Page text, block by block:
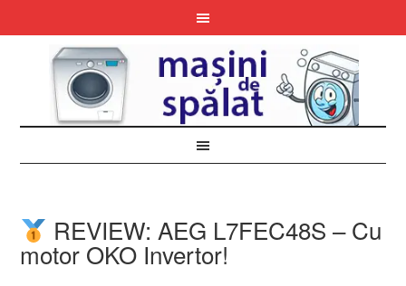
REVIEW: AEG L7FEC48S – Cu
motor OKO Invertor!